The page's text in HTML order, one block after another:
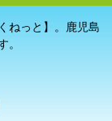
ねっと】。鹿児島
。